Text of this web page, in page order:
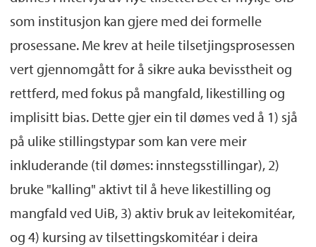
som institusjon kan gjere med dei formelle
prosessane. Me krev at heile tilsetjingsprosessen
vert gjennomgått for å sikre auka bevisstheit og
rettferd, med fokus på mangfald, likestilling og
implisitt bias. Dette gjer ein til dømes ved å 1) sjå
på ulike stillingstypar som kan vere meir
inkluderande (til dømes: innstegsstillingar), 2)
bruke "kalling" aktivt til å heve likestilling og
mangfald ved UiB, 3) aktiv bruk av leitekomitéar,
og 4) kursing av tilsettingskomitéar i deira